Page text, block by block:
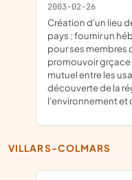
2003-02-26
création d'un lieu de rencontre entre motards de tous
pays ; fournir un
pour ses membres
promouvoir grçace
mutuel entre les
découverte de la
l'environnement et
VILLARS-COLMARS